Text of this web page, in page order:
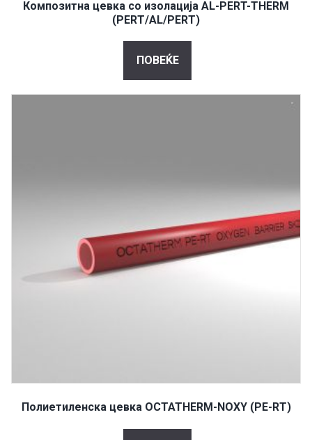
Композитна цевка со изолација AL-PERT-THERM
(PERT/AL/PERT)
ПОВЕЌЕ
Полиетиленска цевка OCTATHERM-ΝΟΧΥ (PE-RT)